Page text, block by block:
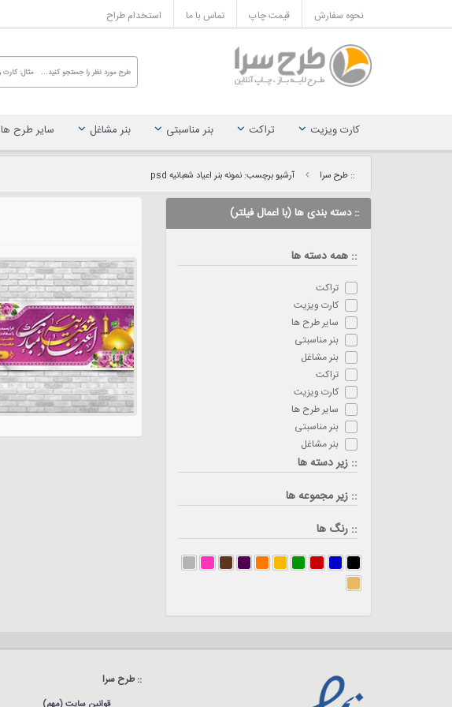
نحوه سفارش قیمت چاپ تماس با ما استخدام طراح
کارت ویزیت تراکت بنر مناسبتی بنر مشاغل سایر طرح ها
:: طرح سرا آرشیو برچسب: نمونه بنر اعیاد شعبانیه psd
:: دسته بندی ها (با اعمال فیلتر)
:: همه دسته ها
تراکت
کارت ویزیت
سایر طرح ها
بنر مناسبتی
بنر مشاغل
تراکت
کارت ویزیت
سایر طرح ها
بنر مناسبتی
بنر مشاغل
:: زیر دسته ها
:: زیر مجموعه ها
:: رنگ ها
:: طرح سرا